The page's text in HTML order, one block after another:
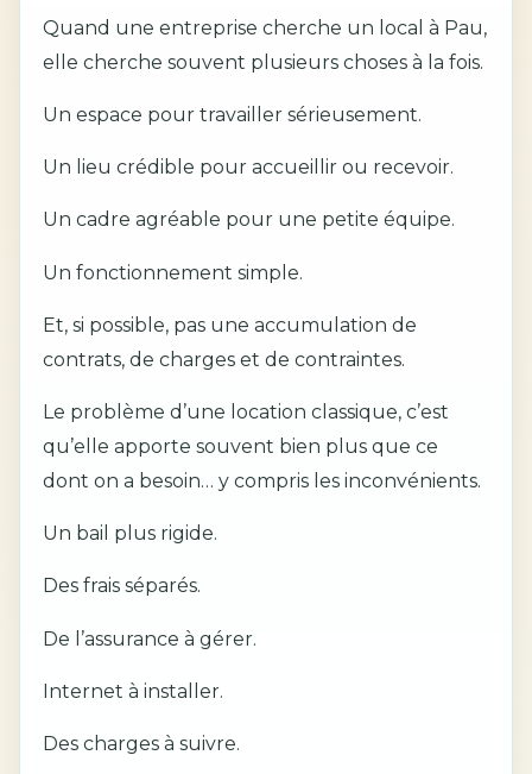
Quand une entreprise cherche un local à Pau,
elle cherche souvent plusieurs choses à la fois.
Un espace pour travailler sérieusement.
Un lieu crédible pour accueillir ou recevoir.
Un cadre agréable pour une petite équipe.
Un fonctionnement simple.
Et, si possible, pas une accumulation de
contrats, de charges et de contraintes.
Le problème d’une location classique, c’est
qu’elle apporte souvent bien plus que ce
dont on a besoin… y compris les inconvénients.
Un bail plus rigide.
Des frais séparés.
De l’assurance à gérer.
Internet à installer.
Des charges à suivre.